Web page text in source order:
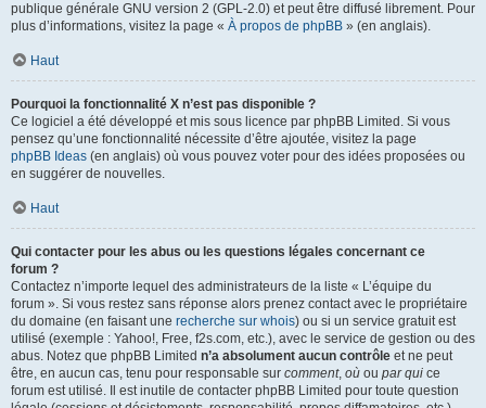
publique générale GNU version 2 (GPL-2.0) et peut être diffusé librement. Pour
plus d’informations, visitez la page « À propos de phpBB » (en anglais).
Haut
Pourquoi la fonctionnalité X n’est pas disponible ?
Ce logiciel a été développé et mis sous licence par phpBB Limited. Si vous
pensez qu’une fonctionnalité nécessite d’être ajoutée, visitez la page
phpBB Ideas (en anglais) où vous pouvez voter pour des idées proposées ou
en suggérer de nouvelles.
Haut
Qui contacter pour les abus ou les questions légales concernant ce
forum ?
Contactez n’importe lequel des administrateurs de la liste « L’équipe du
forum ». Si vous restez sans réponse alors prenez contact avec le propriétaire
du domaine (en faisant une recherche sur whois) ou si un service gratuit est
utilisé (exemple : Yahoo!, Free, f2s.com, etc.), avec le service de gestion ou des
abus. Notez que phpBB Limited n’a absolument aucun contrôle et ne peut
être, en aucun cas, tenu pour responsable sur comment, où ou par qui ce
forum est utilisé. Il est inutile de contacter phpBB Limited pour toute question